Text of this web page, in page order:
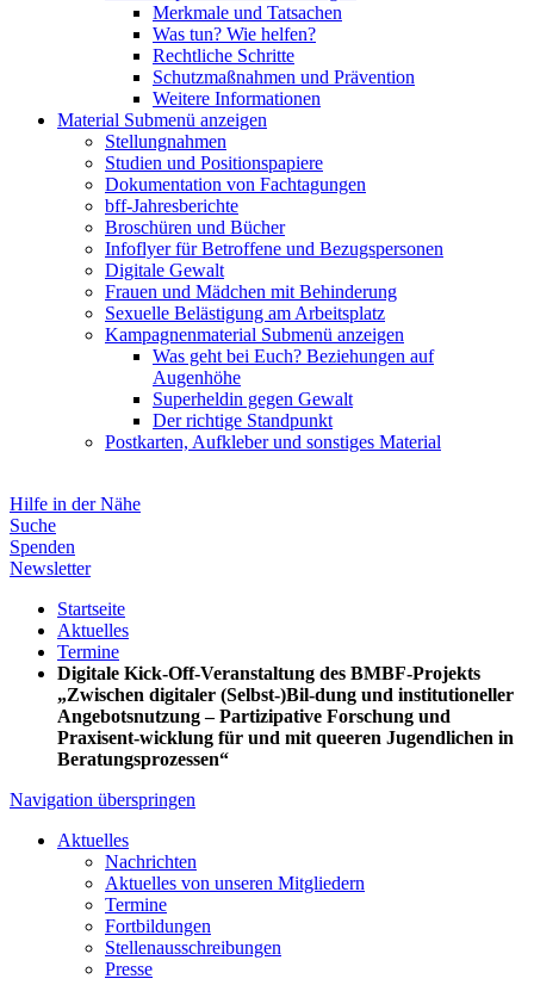
Merkmale und Tatsachen
Was tun? Wie helfen?
Rechtliche Schritte
Schutzmaßnahmen und Prävention
Weitere Informationen
Material Submenü anzeigen
Stellungnahmen
Studien und Positionspapiere
Dokumentation von Fachtagungen
bff-Jahresberichte
Broschüren und Bücher
Infoflyer für Betroffene und Bezugspersonen
Digitale Gewalt
Frauen und Mädchen mit Behinderung
Sexuelle Belästigung am Arbeitsplatz
Kampagnenmaterial Submenü anzeigen
Was geht bei Euch? Beziehungen auf
Augenhöhe
Superheldin gegen Gewalt
Der richtige Standpunkt
Postkarten, Aufkleber und sonstiges Material
Hilfe in der Nähe
Suche
Spenden
Newsletter
Startseite
Aktuelles
Termine
Digitale Kick-Off-Veranstaltung des BMBF-Projekts
„Zwischen digitaler (Selbst-)Bil-dung und institutioneller
Angebotsnutzung – Partizipative Forschung und
Praxisent-wicklung für und mit queeren Jugendlichen in
Beratungsprozessen“
Navigation überspringen
Aktuelles
Nachrichten
Aktuelles von unseren Mitgliedern
Termine
Fortbildungen
Stellenausschreibungen
Presse